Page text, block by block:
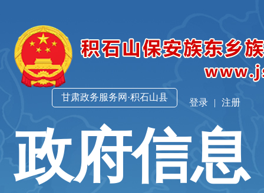
登录 | 注册
甘肃政务服务网·积石山县
政府信息